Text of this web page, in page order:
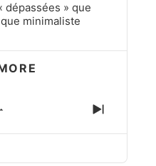
dépassées » que
minimaliste
NEXT